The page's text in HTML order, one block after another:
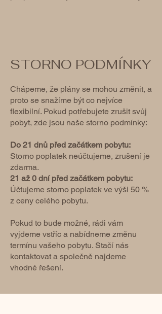
STORNO PODMÍNKY
Chápeme, že plány se mohou změnit, a
proto se snažíme být co nejvíce
flexibilní. Pokud potřebujete zrušit svůj
pobyt, zde jsou naše storno podmínky:
Do 21 dnů před začátkem pobytu:
Storno poplatek neúčtujeme, zrušení je
zdarma.
21 až 0 dní před začátkem pobytu:
Účtujeme storno poplatek ve výši 50 %
z ceny celého pobytu.
Pokud to bude možné, rádi vám
vyjdeme vstříc a nabídneme změnu
termínu vašeho pobytu. Stačí nás
kontaktovat a společně najdeme
vhodné řešení.